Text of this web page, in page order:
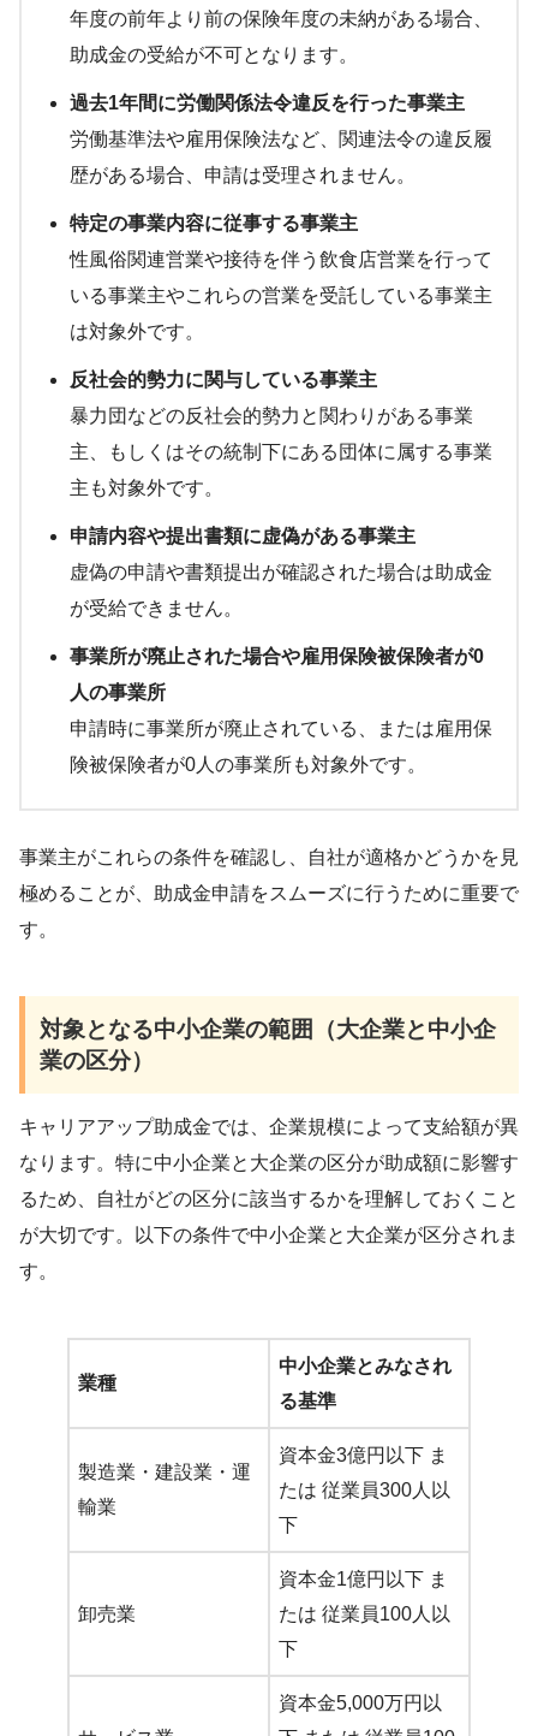
年度の前年より前の保険年度の未納がある場合、
助成金の受給が不可となります。
過去1年間に労働関係法令違反を行った事業主
労働基準法や雇用保険法など、関連法令の違反履
歴がある場合、申請は受理されません。
特定の事業内容に従事する事業主
性風俗関連営業や接待を伴う飲食店営業を行って
いる事業主やこれらの営業を受託している事業主
は対象外です。
反社会的勢力に関与している事業主
暴力団などの反社会的勢力と関わりがある事業
主、もしくはその統制下にある団体に属する事業
主も対象外です。
申請内容や提出書類に虚偽がある事業主
虚偽の申請や書類提出が確認された場合は助成金
が受給できません。
事業所が廃止された場合や雇用保険被保険者が0
人の事業所
申請時に事業所が廃止されている、または雇用保
険被保険者が0人の事業所も対象外です。
事業主がこれらの条件を確認し、自社が適格かどうかを見
極めることが、助成金申請をスムーズに行うために重要で
す。
対象となる中小企業の範囲（大企業と中小企
業の区分）
キャリアアップ助成金では、企業規模によって支給額が異
なります。特に中小企業と大企業の区分が助成額に影響す
るため、自社がどの区分に該当するかを理解しておくこと
が大切です。以下の条件で中小企業と大企業が区分されま
す。
業種
中小企業とみなされ
る基準
製造業・建設業・運
輸業
資本金3億円以下 ま
たは 従業員300人以
下
卸売業
資本金1億円以下 ま
たは 従業員100人以
下
資本金5,000万円以